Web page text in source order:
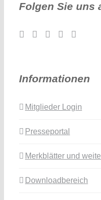
Folgen Sie uns
Informationen
Mitglieder Login
Presseportal
Merkblätter und
Downloadbereich